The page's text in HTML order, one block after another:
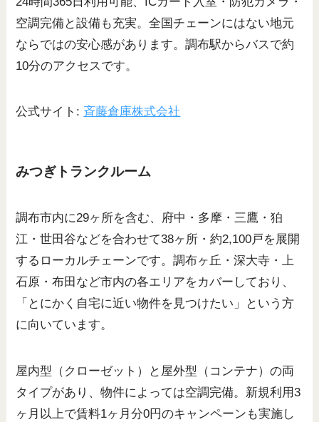
空調完備と設備も充実。全国チェーンにはない地元
ならではの安心感があります。調布駅からバスで約
10分のアクセスです。
公式サイト: 斉藤倉庫株式会社
みつぎトランクルーム
調布市内に29ヶ所を含む、府中・多摩・三鷹・狛
江・世田谷などを合わせて38ヶ所・約2,100戸を展開
するローカルチェーンです。調布ヶ丘・深大寺・上
石原・布田など市内の各エリアをカバーしており、
「とにかく自宅に近い物件を見つけたい」という方
に向いています。
屋内型（クローゼット）と屋外型（コンテナ）の両
タイプがあり、物件によっては空調完備。新規利用3
ヶ月以上で賃料1ヶ月分0円のキャンペーンも実施し